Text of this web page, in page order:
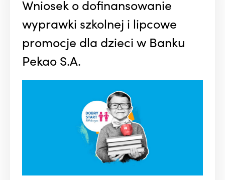
Wniosek o dofinansowanie
wyprawki szkolnej i lipcowe
promocje dla dzieci w Banku
Pekao S.A.